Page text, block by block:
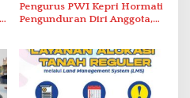
Pengurus PWI Kepri Hormati
Pengunduran Diri Anggota,